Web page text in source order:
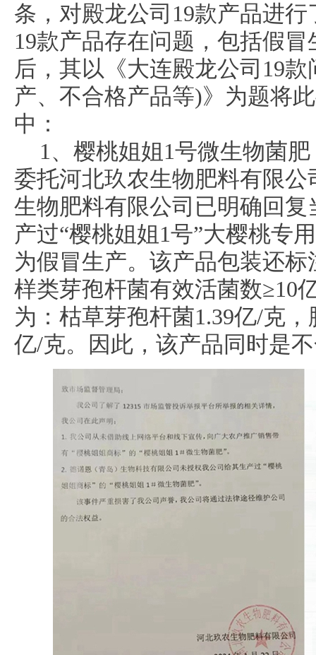
条，对殿龙公司19款产品进
19款产品存在问题，包括假
后，其以《大连殿龙公司19
产、不合格产品等)》为题将
中：
1、樱桃姐姐1号微生物菌
委托河北玖农生物肥料有限
生物肥料有限公司已明确回
产过“樱桃姐姐1号”大樱桃专
为假冒生产。该产品包装还
样类芽孢杆菌有效活菌数≥10
为：枯草芽孢杆菌1.39亿/克
亿/克。因此，该产品同时是